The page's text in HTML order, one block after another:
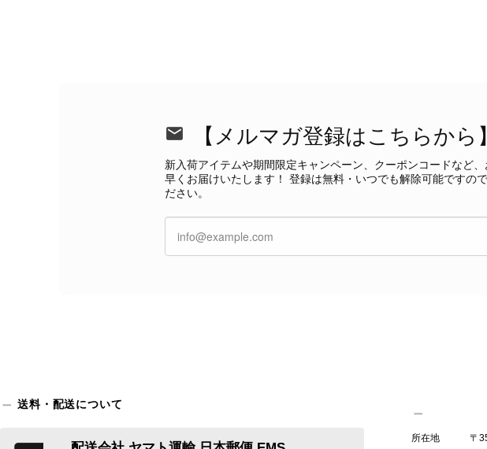
PRADA プラダ VITELLO PHENIX ショルダーバッグ ブラウン ロゴ レザー 2WAY BL0805 vintage ヴィンテージ オールド 2rpjby 【メルマガ登録はこちらから】
新入荷アイテムや期間限定キャンペーン、クーポンコードなど
早くお届けいたします！ 登録は無料・いつでも解除可能ですの
ださい。
送料・配送について
所在地 〒